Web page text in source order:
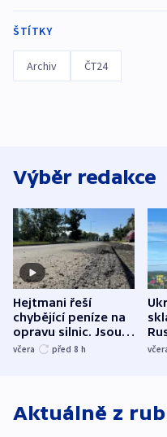
ŠTÍTKY
Archiv ČT24
Výběr redakce
Hejtmani řeší
chybějící peníze na
opravu silnic. Jsou
nenárokové, namítá
včera před 8 h
Aktuálně z